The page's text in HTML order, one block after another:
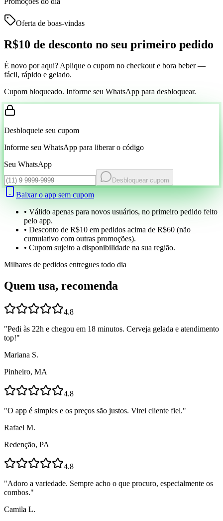
Oferta de boas-vindas
R$10 de desconto no seu primeiro pedido
É novo por aqui? Aplique o cupom no checkout e bora beber —
fácil, rápido e gelado.
Cupom bloqueado. Informe seu WhatsApp para desbloquear.
Desbloqueie seu cupom
Informe seu WhatsApp para liberar o código
Seu WhatsApp
Desbloquear cupom
Baixar o app sem cupom
• Válido apenas para novos usuários, no primeiro pedido feito
pelo app.
• Desconto de R$10 em pedidos acima de R$60 (não
cumulativo com outras promoções).
• Cupom sujeito a disponibilidade na sua região.
Milhares de pedidos entregues todo dia
Quem usa, recomenda
4.8
"Pedi às 22h e chegou em 18 minutos. Cerveja gelada e atendimento
top!"
Mariana S.
Pinheiro, MA
4.8
"O app é simples e os preços são justos. Virei cliente fiel."
Rafael M.
Redenção, PA
4.8
"Adoro a variedade. Sempre acho o que procuro, especialmente os
combos."
Camila L.